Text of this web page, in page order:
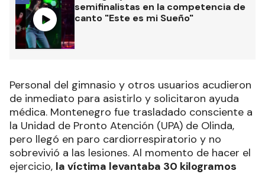
semifinalistas en la competencia de
canto "Este es mi Sueño"
Personal del gimnasio y otros usuarios acudieron
de inmediato para asistirlo y solicitaron ayuda
médica. Montenegro fue trasladado consciente a
la Unidad de Pronto Atención (UPA) de Olinda,
pero llegó en paro cardiorrespiratorio y no
sobrevivió a las lesiones. Al momento de hacer el
ejercicio, la víctima levantaba 30 kilogramos